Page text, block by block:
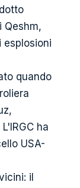
esplosioni
quando
ha
USA-
il